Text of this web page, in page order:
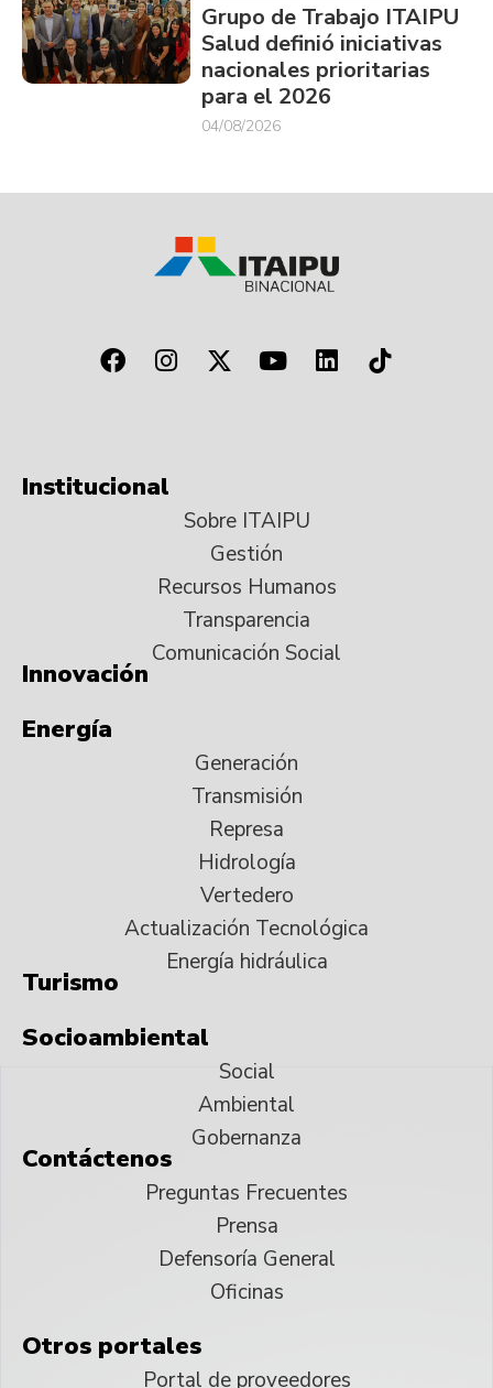
Grupo de Trabajo ITAIPU
Salud definió iniciativas
nacionales prioritarias
para el 2026
04/08/2026
Institucional
Sobre ITAIPU
Gestión
Recursos Humanos
Transparencia
Comunicación Social
Innovación
Energía
Generación
Transmisión
Represa
Hidrología
Vertedero
Actualización Tecnológica
Energía hidráulica
Turismo
Socioambiental
Social
Ambiental
Gobernanza
Contáctenos
Preguntas Frecuentes
Prensa
Defensoría General
Oficinas
Otros portales
Portal de proveedores